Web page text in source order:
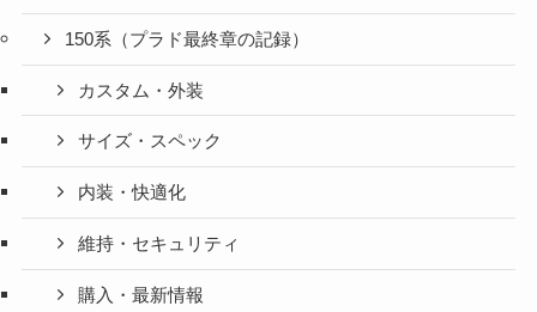
150系（プラド最終章の記録）
カスタム・外装
サイズ・スペック
内装・快適化
維持・セキュリティ
購入・最新情報